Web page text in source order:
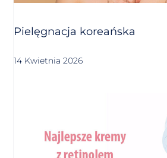
Pielęgnacja koreańska
14 Kwietnia 2026